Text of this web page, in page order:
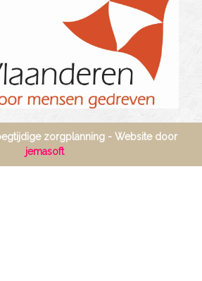
zorgplanning - Website door
jemasoft